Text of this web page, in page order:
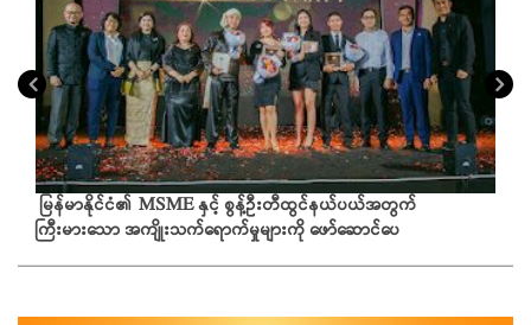
မြန်မာနိုင်ငံ၏ MSME နှင့် စွန့်ဦးတီထွင်နယ်ပယ်အတွက်
ကြီးမားသော အကျိုးသက်ရောက်မှုများကို ဖော်ဆောင်ပေ